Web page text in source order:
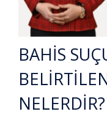
BAHİS
NELERDİR?